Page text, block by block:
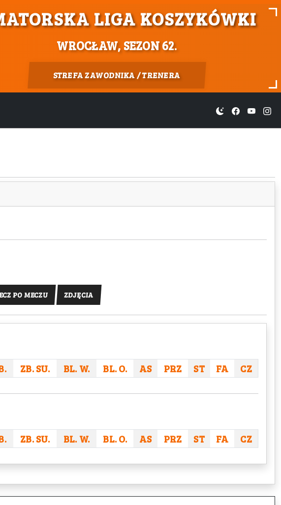
LIGA KOSZYKÓWKI
WROCŁAW, SEZON 62.
STREFA ZAWODNIKA / TRENERA
PO MECZU ZDJĘCIA
ZB. SU. BL. W. BL. O. AS PRZ ST FA CZ
ZB. SU. BL. W. BL. O. AS PRZ ST FA CZ